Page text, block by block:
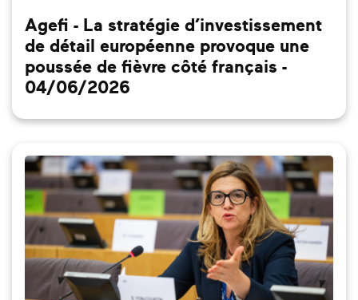
Agefi - La stratégie d’investissement
de détail européenne provoque une
poussée de fièvre côté français -
04/06/2026